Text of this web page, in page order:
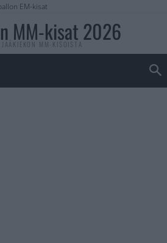
EM-kisat
MM-kisat 2026
MM-KISOISTA